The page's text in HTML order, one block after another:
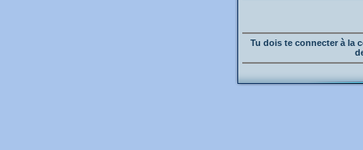
Tu dois te connecter à la